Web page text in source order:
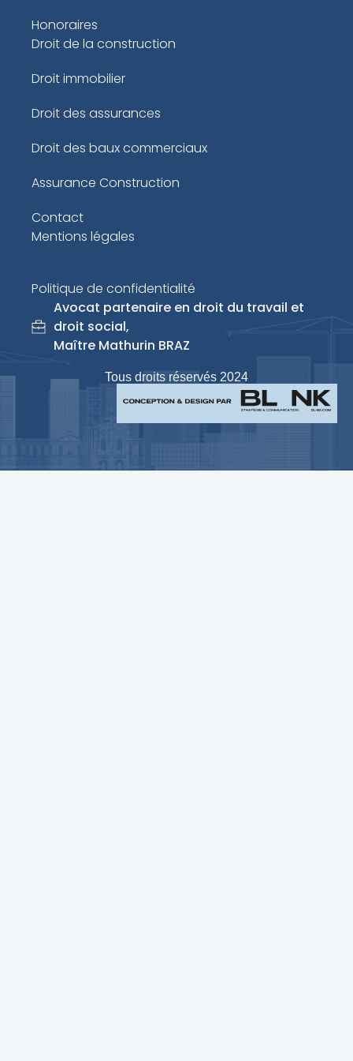
Honoraires
Droit de la construction
Droit immobilier
Droit des assurances
Droit des baux commerciaux
Assurance Construction
Contact
Mentions légales
Politique de confidentialité
Avocat partenaire en droit du travail et
droit social,
Maître Mathurin BRAZ
Tous droits réservés 2024